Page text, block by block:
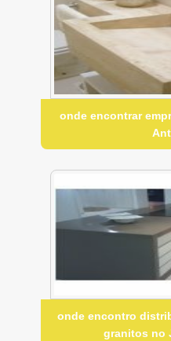
onde encontrar
onde encontro
granitos no